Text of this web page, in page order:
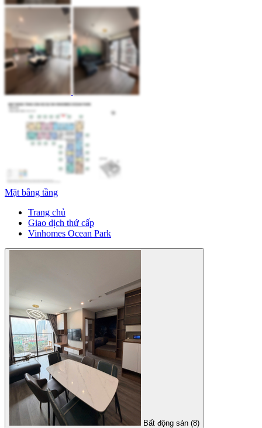
Mặt bằng tầng
Trang chủ
Giao dịch thứ cấp
Vinhomes Ocean Park
Bất động sản (8)